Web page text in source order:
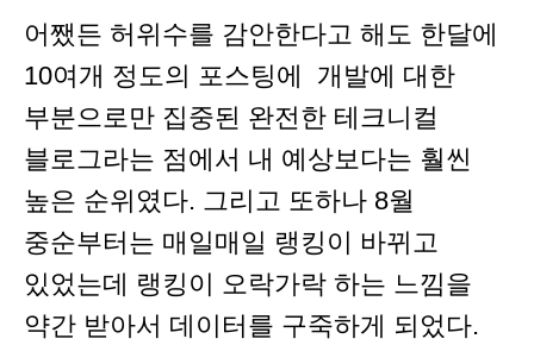
어쨌든 허위수를 감안한다고 해도 한달에
10여개 정도의 포스팅에 개발에 대한
부분으로만 집중된 완전한 테크니컬
블로그라는 점에서 내 예상보다는 훨씬
높은 순위였다. 그리고 또하나 8월
중순부터는 매일매일 랭킹이 바뀌고
있었는데 랭킹이 오락가락 하는 느낌을
약간 받아서 데이터를 구죽하게 되었다.